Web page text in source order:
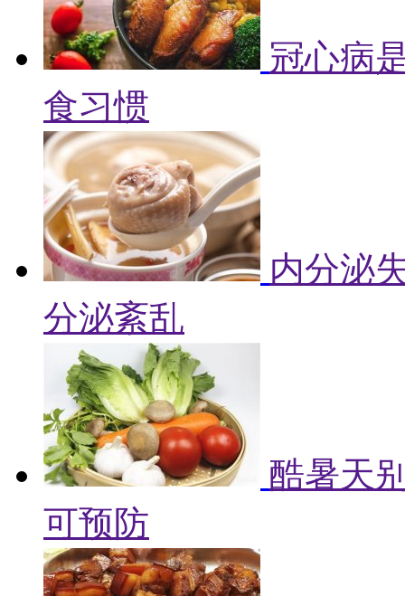
冠心病
食习惯
内分泌
分泌紊乱
酷暑天
可预防